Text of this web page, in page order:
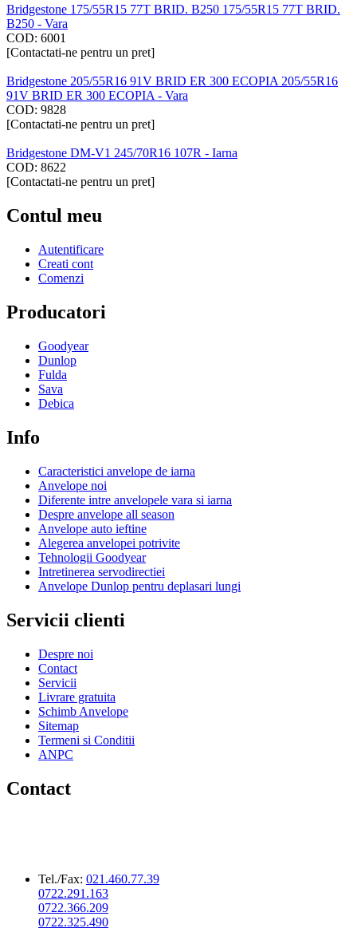
Bridgestone 175/55R15 77T BRID. B250 175/55R15 77T BRID.
B250 - Vara
COD: 6001
[Contactati-ne pentru un pret]
Bridgestone 205/55R16 91V BRID ER 300 ECOPIA 205/55R16
91V BRID ER 300 ECOPIA - Vara
COD: 9828
[Contactati-ne pentru un pret]
Bridgestone DM-V1 245/70R16 107R - Iarna
COD: 8622
[Contactati-ne pentru un pret]
Contul meu
Autentificare
Creati cont
Comenzi
Producatori
Goodyear
Dunlop
Fulda
Sava
Debica
Info
Caracteristici anvelope de iarna
Anvelope noi
Diferente intre anvelopele vara si iarna
Despre anvelope all season
Anvelope auto ieftine
Alegerea anvelopei potrivite
Tehnologii Goodyear
Intretinerea servodirectiei
Anvelope Dunlop pentru deplasari lungi
Servicii clienti
Despre noi
Contact
Servicii
Livrare gratuita
Schimb Anvelope
Sitemap
Termeni si Conditii
ANPC
Contact
Tel./Fax: 021.460.77.39
0722.291.163
0722.366.209
0722.325.490